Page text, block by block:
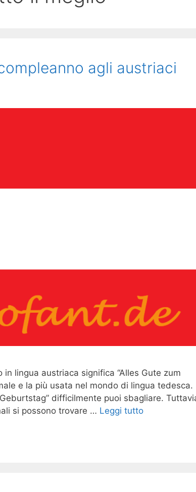
agli austriaci
lingua austriaca significa “Alles Gute zum
e la più usata nel mondo di lingua tedesca.
difficilmente puoi sbagliare.
si possono trovare … Leggi tutto